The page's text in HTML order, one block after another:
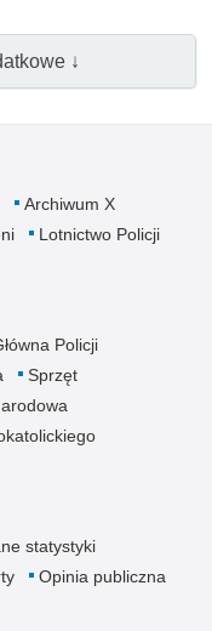
↓
Archiwum X
Lotnictwo Policji
Policji
Sprzęt
statystyki
Opinia publiczna